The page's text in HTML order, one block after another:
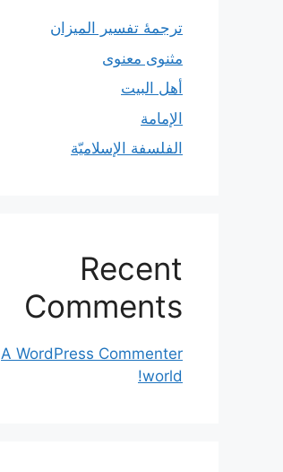
ترجمۀ تفسیر المیزان
مثنوی معنوی
أهل البيت
الإمامة
الفلسفة الإسلاميّة
Recent
Comments
A WordPress Commenter
world!